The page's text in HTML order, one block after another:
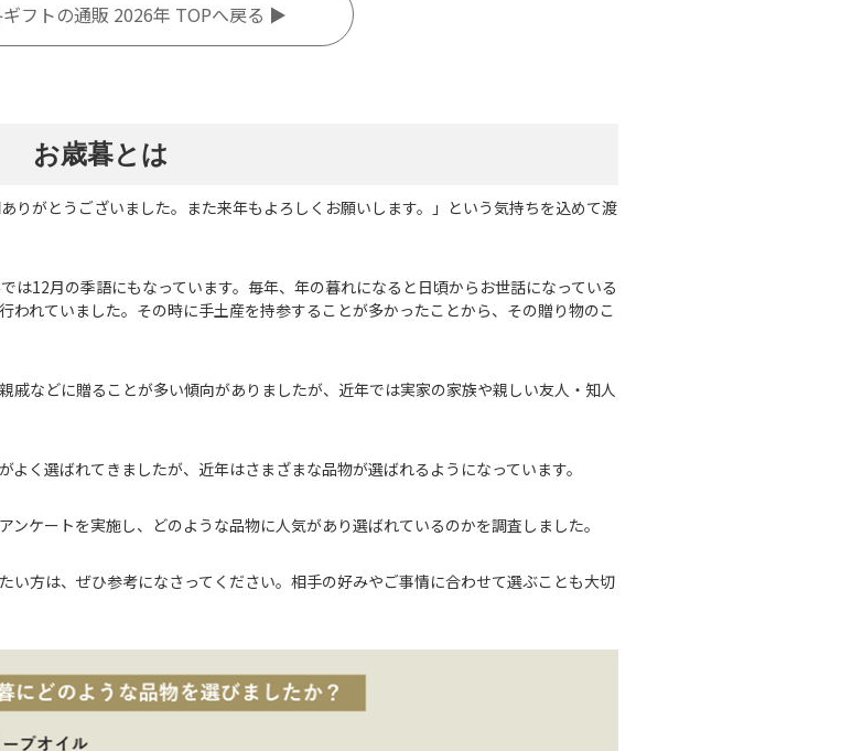
フトの通販 2026年 TOPへ戻る ▶
お歳暮とは
りがとうございました。また来年もよろしくお願いします。」という気持ちを込めて渡
は12月の季語にもなっています。毎年、年の暮れになると日頃からお世話になっている
れていました。その時に手土産を持参することが多かったことから、その贈り物のこ
戚などに贈ることが多い傾向がありましたが、近年では実家の家族や親しい友人・知人
く選ばれてきましたが、近年はさまざまな品物が選ばれるようになっています。
ケートを実施し、どのような品物に人気があり選ばれているのかを調査しました。
方は、ぜひ参考になさってください。相手の好みやご事情に合わせて選ぶことも大切